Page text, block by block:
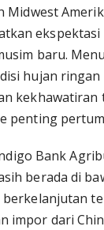
Midwest
ekspektasi
baru.
hujan
kekhawatiran
penting
Bank
berada di
impor dari